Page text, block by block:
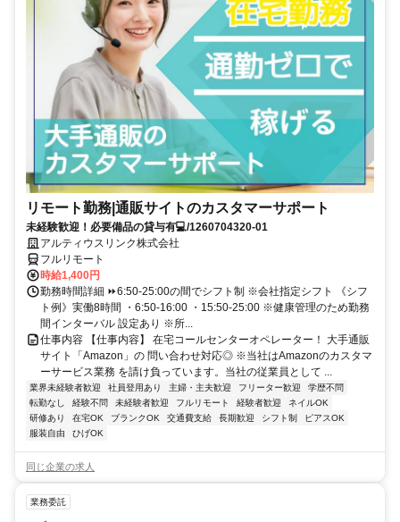
リモート勤務|通販サイトのカスタマーサポート
未経験歓迎！必要備品の貸与有💻/1260704320-01
アルティウスリンク株式会社
フルリモート
時給1,400円
勤務時間詳細 ⏩6:50-25:00の間でシフト制 ※会社指定シフト 《シフ
ト例》実働8時間 ・6:50-16:00 ・15:50-25:00 ※健康管理のため勤務
間インターバル 設定あり ※所...
仕事内容 【仕事内容】 在宅コールセンターオペレーター！ 大手通販
サイト「Amazon」の 問い合わせ対応◎ ※当社はAmazonのカスタマ
ーサービス業務 を請け負っています。当社の従業員として ...
業界未経験者歓迎 社員登用あり 主婦・主夫歓迎 フリーター歓迎
学歴不問
転勤なし
経験不問 未経験者歓迎 フルリモート 経験者歓迎
ネイルOK
研修あり
在宅OK ブランクOK 交通費支給 長期歓迎 シフト制
ピアスOK
服装自由
ひげOK
同じ企業の求人
業務委託